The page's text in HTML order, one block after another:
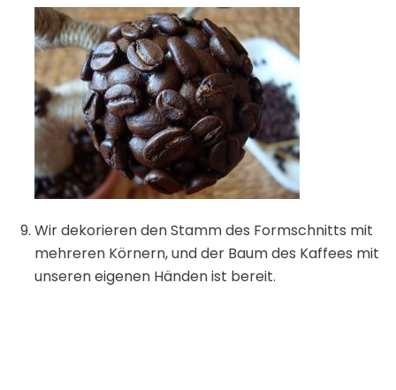
Wir dekorieren den Stamm des Formschnitts mit
mehreren Körnern, und der Baum des Kaffees mit
unseren eigenen Händen ist bereit.